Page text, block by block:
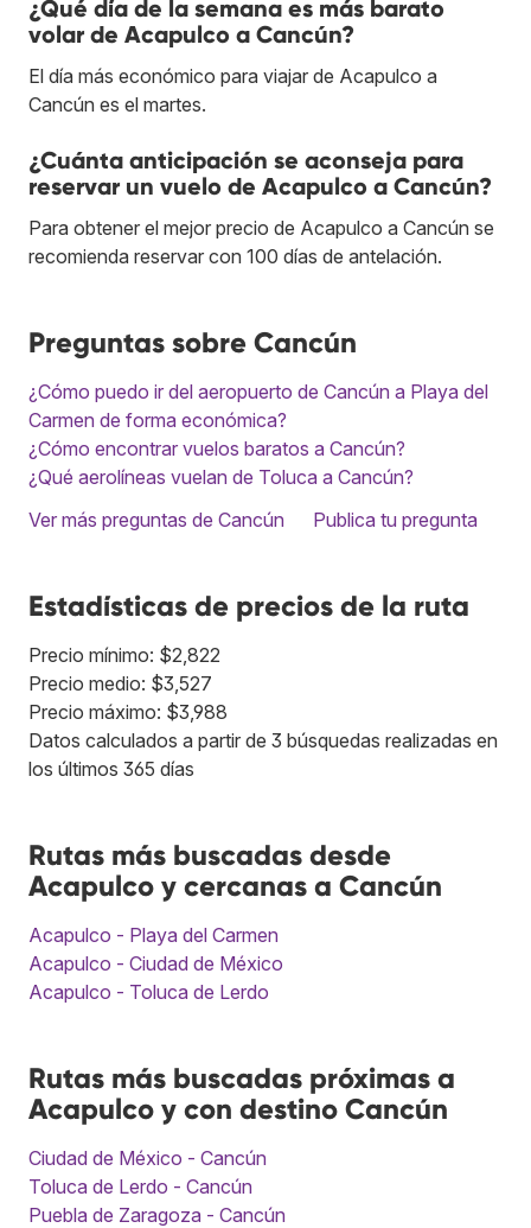
¿Qué día de la semana es más barato
volar de Acapulco a Cancún?
El día más económico para viajar de Acapulco a
Cancún es el martes.
¿Cuánta anticipación se aconseja para
reservar un vuelo de Acapulco a Cancún?
Para obtener el mejor precio de Acapulco a Cancún se
recomienda reservar con 100 días de antelación.
Preguntas sobre Cancún
¿Cómo puedo ir del aeropuerto de Cancún a Playa del
Carmen de forma económica?
¿Cómo encontrar vuelos baratos a Cancún?
¿Qué aerolíneas vuelan de Toluca a Cancún?
Ver más preguntas de Cancún
Publica tu pregunta
Estadísticas de precios de la ruta
Precio mínimo: $2,822
Precio medio: $3,527
Precio máximo: $3,988
Datos calculados a partir de 3 búsquedas realizadas en
los últimos 365 días
Rutas más buscadas desde
Acapulco y cercanas a Cancún
Acapulco - Playa del Carmen
Acapulco - Ciudad de México
Acapulco - Toluca de Lerdo
Rutas más buscadas próximas a
Acapulco y con destino Cancún
Ciudad de México - Cancún
Toluca de Lerdo - Cancún
Puebla de Zaragoza - Cancún